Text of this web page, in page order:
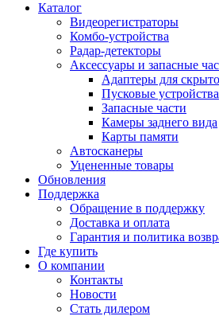
Каталог
Видеорегистраторы
Комбо-устройства
Радар-детекторы
Аксессуары и запасные
Адаптеры для
Пусковые устройства
Запасные части
Камеры заднего вида
Карты памяти
Автосканеры
Уцененные товары
Обновления
Поддержка
Обращение в поддержку
Доставка и оплата
Гарантия и политика
Где купить
О компании
Контакты
Новости
Стать дилером